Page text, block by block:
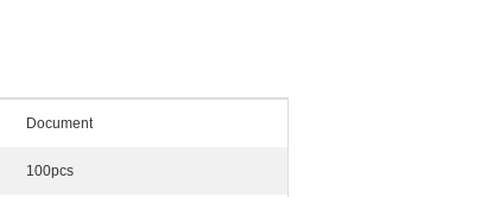
Document
100pcs